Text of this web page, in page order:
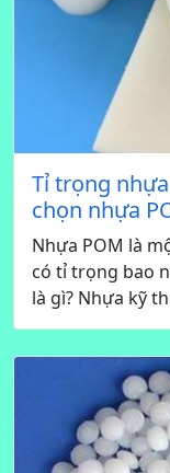
Tỉ trọng
chọn nhựa
Nhựa POM là
có tỉ trọng bao
là gì? Nhựa kỹ